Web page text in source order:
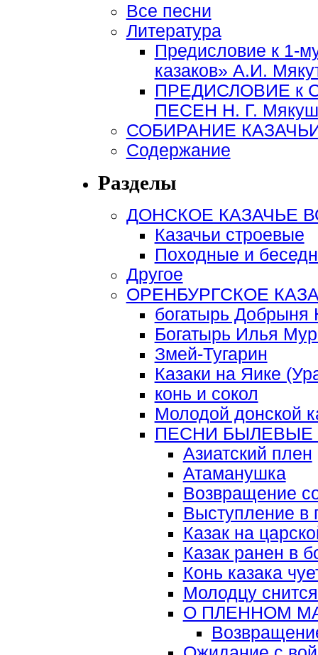
Все песни
Литература
Предисловие к 1-
казаков» А.И.
ПРЕДИСЛОВИЕ к
ПЕСЕН Н. Г.
СОБИРАНИЕ
Содержание
Разделы
ДОНСКОЕ КАЗАЧЬЕ
Казачьи строевые
Походные и
Другое
ОРЕНБУРГСКОЕ
богатырь Добрыня
Богатырь Илья
Змей-Тугарин
Казаки на Яике
конь и сокол
Молодой донской
ПЕСНИ
Азиатский плен
Атаманушка
Возвращение
Выступление в
Казак на
Казак ранен в
Конь казака
Молодцу
О ПЛЕННОМ